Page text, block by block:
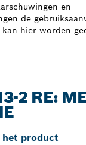
en
de
kan hier worden
2 RE:
het product